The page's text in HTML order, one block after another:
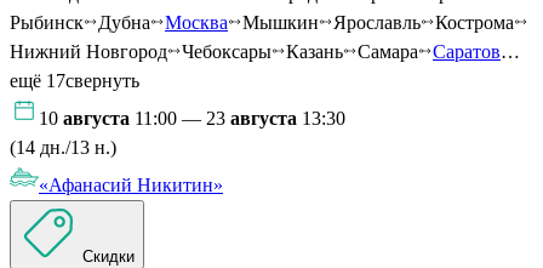
Рыбинск
Дубна Москва Мышкин Ярославль
Кострома
Нижний Новгород
Чебоксары Казань Самара Саратов…
ещё 17свернуть
10 августа 11:00 — 23 августа 13:30
(14 дн./13 н.)
«Афанасий Никитин»
Скидки